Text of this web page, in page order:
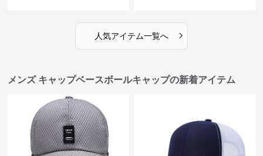
人気アイテム一覧へ ›
メンズ キャップベースボールキャップの新着アイテム